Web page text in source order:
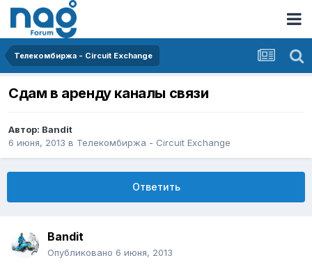
Телекомбиржа - Circuit Exchange
Сдам в аренду каналы связи
Автор: Bandit
6 июня, 2013 в Телекомбиржа - Circuit Exchange
Ответить
Bandit
Опубликовано 6 июня, 2013